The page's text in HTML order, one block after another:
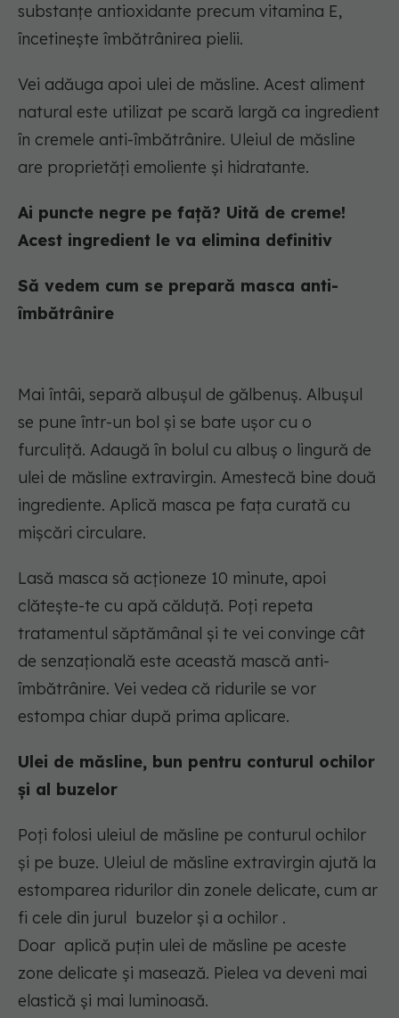
substanțe antioxidante precum vitamina E,
încetinește îmbătrânirea pielii.
Vei adăuga apoi ulei de măsline. Acest aliment
natural este utilizat pe scară largă ca ingredient
în cremele anti-îmbătrânire. Uleiul de măsline
are proprietăți emoliente și hidratante.
Ai puncte negre pe față? Uită de creme!
Acest ingredient le va elimina definitiv
Să vedem cum se prepară masca anti-
îmbătrânire
Mai întâi, separă albușul de gălbenuș. Albușul
se pune într-un bol și se bate ușor cu o
furculiță. Adaugă în bolul cu albuș o lingură de
ulei de măsline extravirgin. Amestecă bine două
ingrediente. Aplică masca pe fața curată cu
mișcări circulare.
Lasă masca să acționeze 10 minute, apoi
clătește-te cu apă călduță. Poți repeta
tratamentul săptămânal și te vei convinge cât
de senzațională este această mască anti-
îmbătrânire. Vei vedea că ridurile se vor
estompa chiar după prima aplicare.
Ulei de măsline, bun pentru conturul ochilor
și al buzelor
Poți folosi uleiul de măsline pe conturul ochilor
și pe buze. Uleiul de măsline extravirgin ajută la
estomparea ridurilor din zonele delicate, cum ar
fi cele din jurul buzelor și a ochilor .
Doar aplică puțin ulei de măsline pe aceste
zone delicate și masează. Pielea va deveni mai
elastică și mai luminoasă.